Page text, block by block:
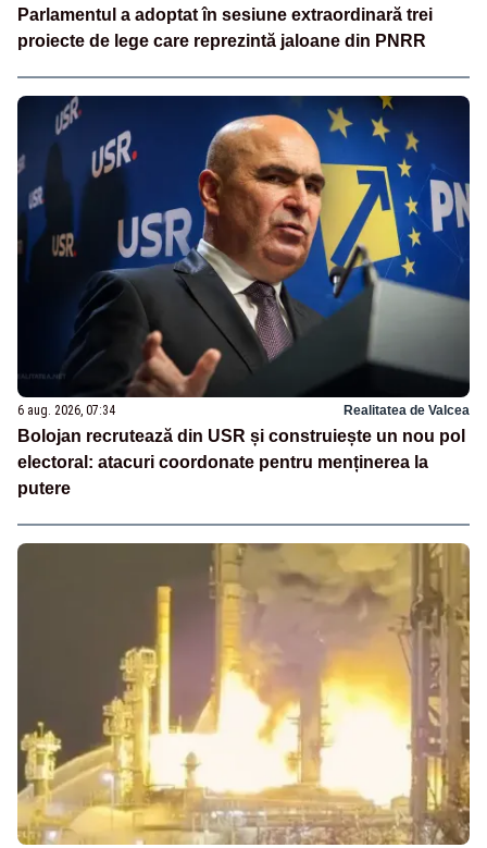
Parlamentul a adoptat în sesiune extraordinară trei
proiecte de lege care reprezintă jaloane din PNRR
6 aug. 2026, 07:34 Realitatea de Valcea
Bolojan recrutează din USR și construiește un nou pol
electoral: atacuri coordonate pentru menținerea la
putere